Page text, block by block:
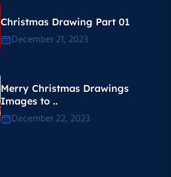
Christmas Drawing Part 01
December 21, 2023
Merry Christmas Drawings
Images to ..
December 22, 2023